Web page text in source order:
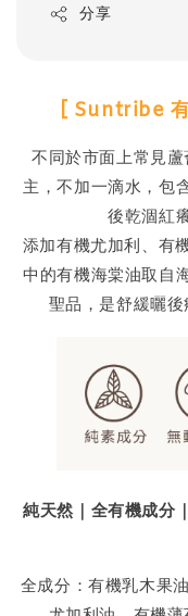
分享
[ Suntribe 有
不同於市面上常見
主，不加一滴水，包
後乾涸紅
添加有機尤加利、有
中的有機海棠油取自
聖品，是舒緩曬後
純天然｜全有機成分
全成分：有機乳木果